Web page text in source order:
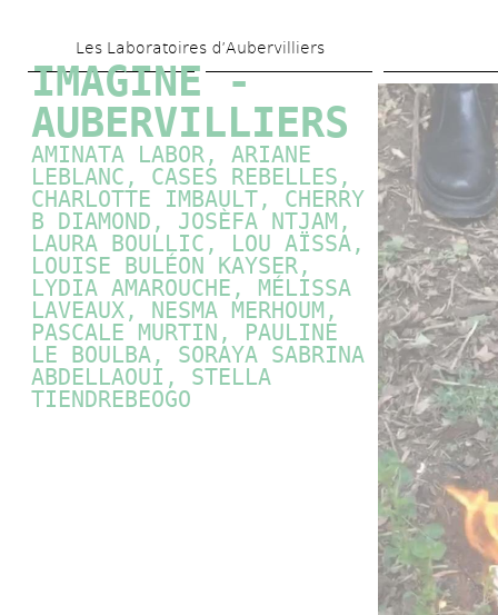
au
contenu
principal
Les Laboratoires d’Aubervilliers
IMAGINE -
AUBERVILLIERS
AMINATA LABOR, ARIANE
LEBLANC, CASES REBELLES,
CHARLOTTE IMBAULT, CHERRY
B DIAMOND, JOSÈFA NTJAM,
LAURA BOULLIC, LOU AÏSSA,
LOUISE BULÉON KAYSER,
LYDIA AMAROUCHE, MÉLISSA
LAVEAUX, NESMA MERHOUM,
PASCALE MURTIN , PAULINE
LE BOULBA, SORAYA SABRINA
ABDELLAOUI, STELLA
TIENDREBEOGO